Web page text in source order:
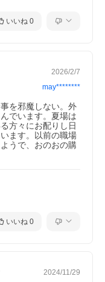
いいね 0
2026/2/7
may********
を邪魔しない。外
でいます。夏場は
方々にお配りし日
ます。以前の職場
うで、おのおの購
いいね 0
2024/11/29